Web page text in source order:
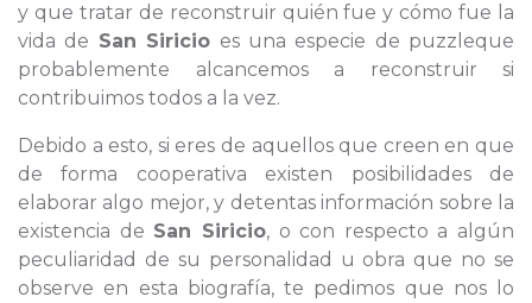
y que tratar de reconstruir quién fue y cómo fue la
vida de San Siricio es una especie de puzzleque
probablemente alcancemos a reconstruir si
contribuimos todos a la vez.
Debido a esto, si eres de aquellos que creen en que
de forma cooperativa existen posibilidades de
elaborar algo mejor, y detentas información sobre la
existencia de San Siricio, o con respecto a algún
peculiaridad de su personalidad u obra que no se
observe en esta biografía, te pedimos que nos lo